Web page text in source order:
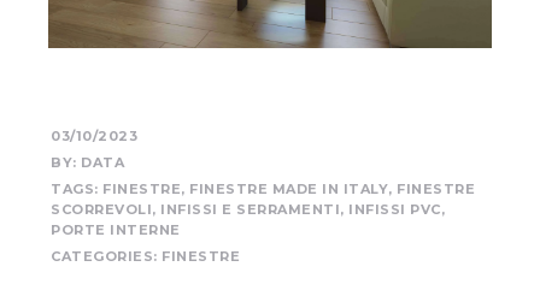
03/10/2023
BY: DATA
TAGS: FINESTRE, FINESTRE MADE IN ITALY, FINESTRE
SCORREVOLI, INFISSI E SERRAMENTI, INFISSI PVC,
PORTE INTERNE
CATEGORIES: FINESTRE